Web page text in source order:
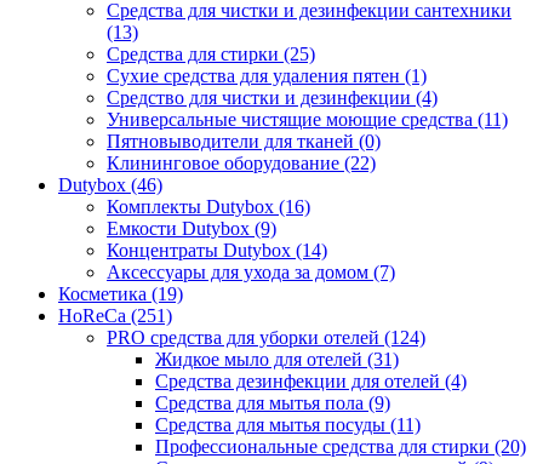
Средства для чистки и дезинфекции сантехники
(13)
Средства для стирки (25)
Сухие средства для удаления пятен (1)
Средство для чистки и дезинфекции (4)
Универсальные чистящие моющие средства (11)
Пятновыводители для тканей (0)
Клининговое оборудование (22)
Dutybox (46)
Комплекты Dutybox (16)
Емкости Dutybox (9)
Концентраты Dutybox (14)
Аксессуары для ухода за домом (7)
Косметика (19)
HoReCa (251)
PRO средства для уборки отелей (124)
Жидкое мыло для отелей (31)
Средства дезинфекции для отелей (4)
Средства для мытья пола (9)
Средства для мытья посуды (11)
Профессиональные средства для стирки (20)